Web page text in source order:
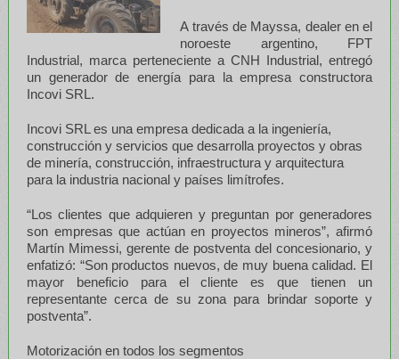
A través de Mayssa, dealer en el
noroeste argentino, FPT
Industrial, marca perteneciente a CNH Industrial, entregó
un generador de energía para la empresa constructora
Incovi SRL.
Incovi SRL es una empresa dedicada a la ingeniería,
construcción y servicios que desarrolla proyectos y obras
de minería, construcción, infraestructura y arquitectura
para la industria nacional y países limítrofes.
“Los clientes que adquieren y preguntan por generadores
son empresas que actúan en proyectos mineros”, afirmó
Martín Mimessi, gerente de postventa del concesionario, y
enfatizó: “Son productos nuevos, de muy buena calidad. El
mayor beneficio para el cliente es que tienen un
representante cerca de su zona para brindar soporte y
postventa”.
Motorización en todos los segmentos